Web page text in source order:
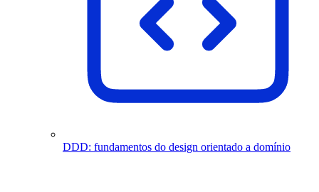
DDD: fundamentos do design orientado a domínio